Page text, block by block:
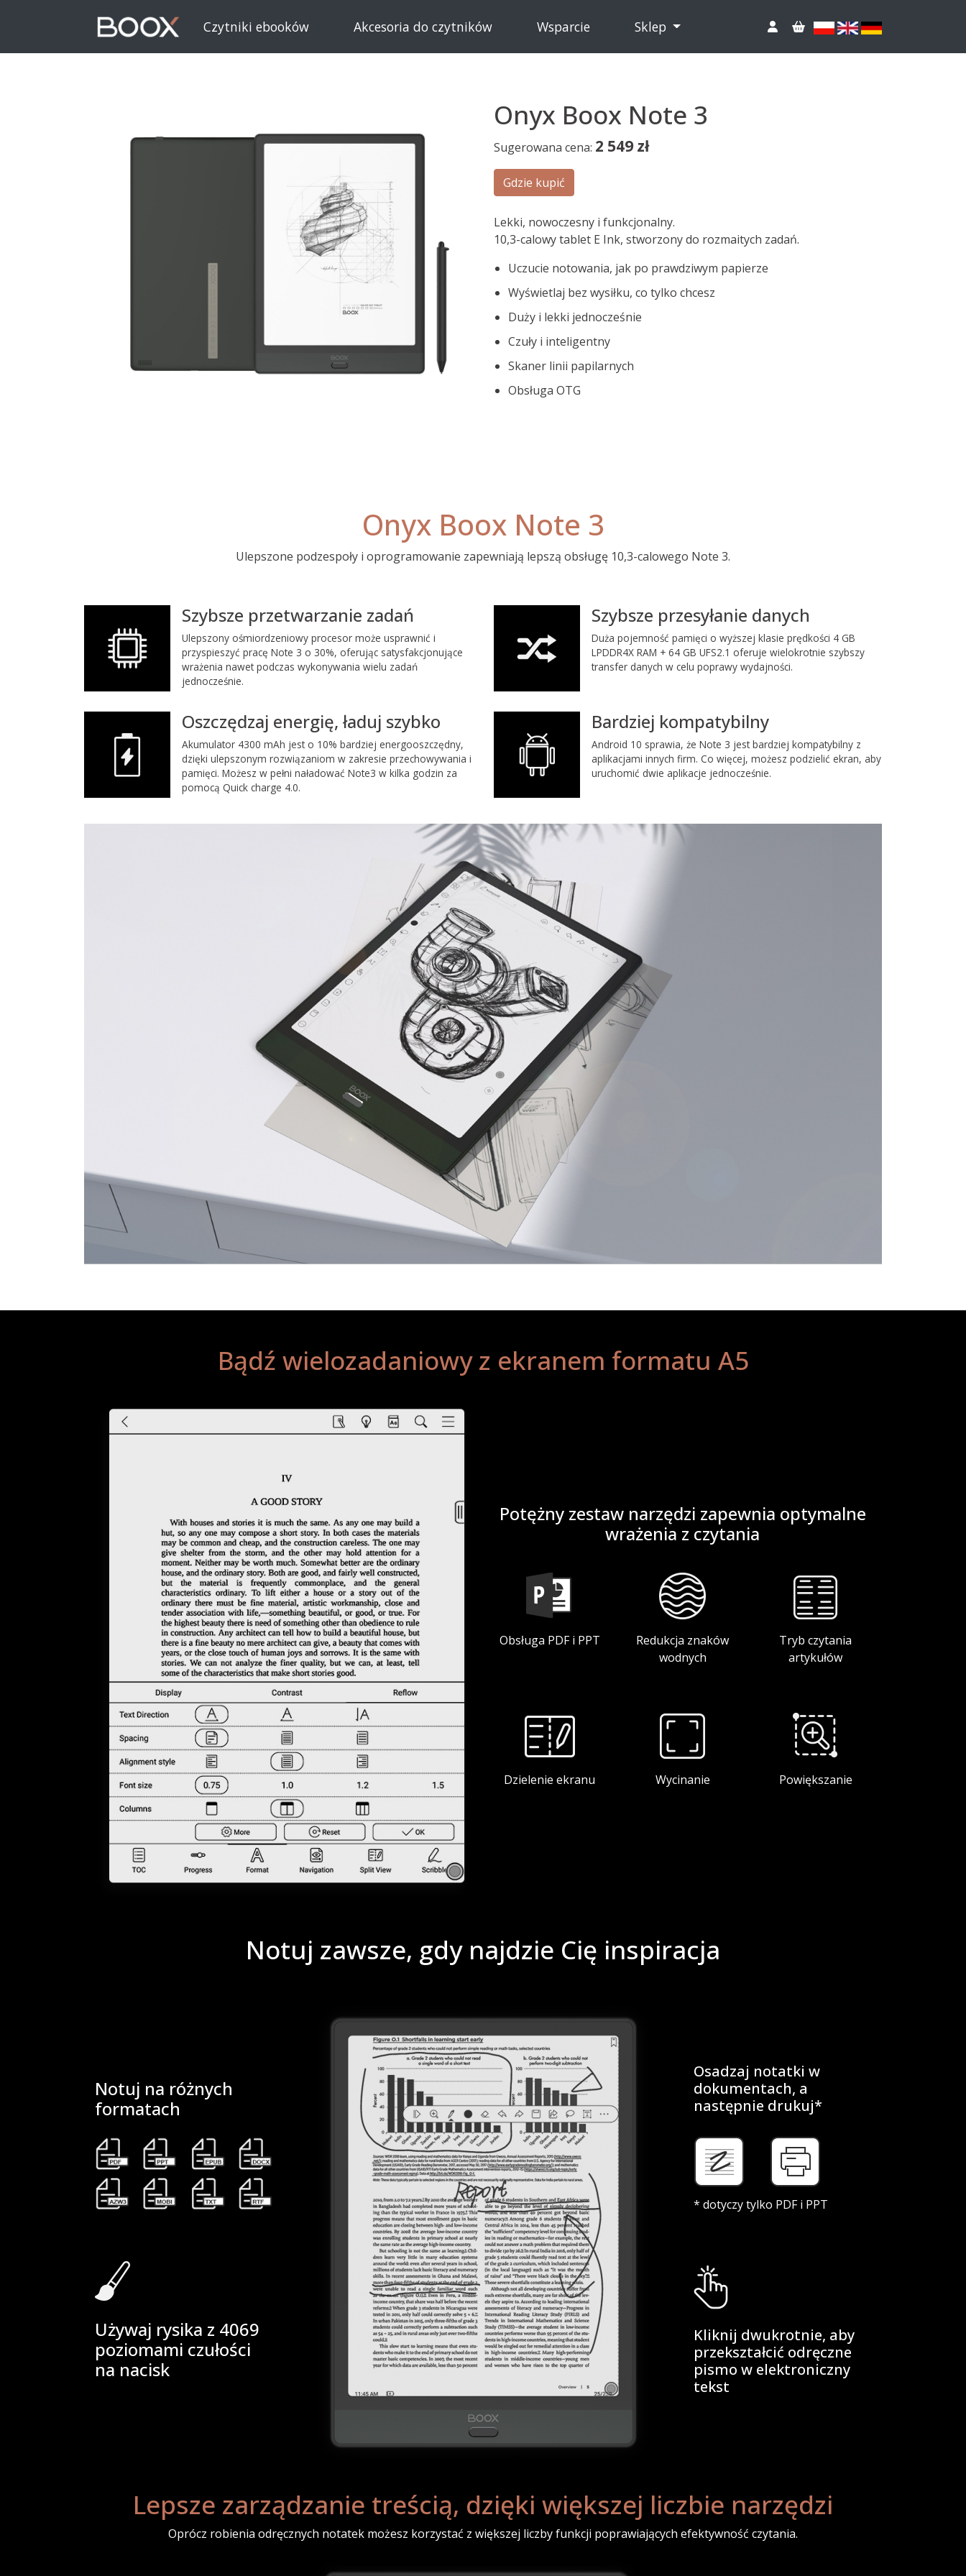
Czytniki ebooków Akcesoria do czytników Wsparcie Sklep
Onyx Boox Note 3
Sugerowana cena: 2 549zł
Gdzie kupić
Lekki, nowoczesny i funkcjonalny.
10,3-calowy tablet E Ink, stworzony do rozmaitych zadań.
Uczucie notowania, jak po prawdziwym papierze
Wyświetlaj bez wysiłku, co tylko chcesz
Duży i lekki jednocześnie
Czuły i inteligentny
Skaner linii papilarnych
Obsługa OTG
Onyx Boox Note 3
Ulepszone podzespoły i oprogramowanie zapewniają lepszą obsługę 10,3-calowego Note 3.
Szybsze przetwarzanie zadań
Ulepszony ośmiordzeniowy procesor może usprawnić i
przyspieszyć pracę Note 3 o 30%, oferując satysfakcjonujące
wrażenia nawet podczas wykonywania wielu zadań
jednocześnie.
Szybsze przesyłanie danych
Duża pojemność pamięci o wyższej klasie prędkości 4 GB
LPDDR4X RAM + 64 GB UFS2.1 oferuje wielokrotnie szybszy
transfer danych w celu poprawy wydajności.
Oszczędzaj energię, ładuj szybko
Akumulator 4300 mAh jest o 10% bardziej energooszczędny,
dzięki ulepszonym rozwiązaniom w zakresie przechowywania i
pamięci. Możesz w pełni naładować Note3 w kilka godzin za
pomocą Quick charge 4.0.
Bardziej kompatybilny
Android 10 sprawia, że ​​Note 3 jest bardziej kompatybilny z
aplikacjami innych firm. Co więcej, możesz podzielić ekran, aby
uruchomić dwie aplikacje jednocześnie.
Bądź wielozadaniowy z ekranem formatu A5
Potężny zestaw narzędzi zapewnia optymalne
wrażenia z czytania
Obsługa PDF i PPT
Redukcja znaków
wodnych
Tryb czytania
artykułów
Dzielenie ekranu Wycinanie Powiększanie
Notuj zawsze, gdy najdzie Cię inspiracja
Notuj na różnych
formatach
Używaj rysika z 4069
poziomami czułości
na nacisk
Osadzaj notatki w
dokumentach, a
następnie drukuj*
* dotyczy tylko PDF i PPT
Kliknij dwukrotnie, aby
przekształcić odręczne
pismo w elektroniczny
tekst
Lepsze zarządzanie treścią, dzięki większej liczbie narzędzi
Oprócz robienia odręcznych notatek możesz korzystać z większej liczby funkcji poprawiających efektywność czytania.